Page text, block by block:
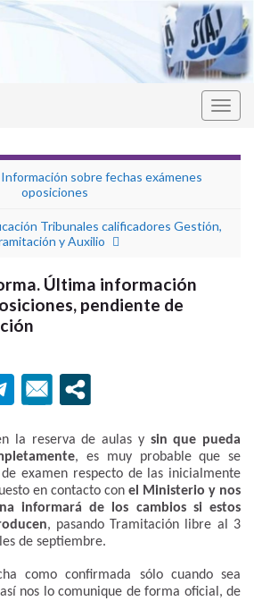
sobre fechas exámenes
oposiciones
Tribunales calificadores Gestión,
y Auxilio
Última información
pendiente de
la reserva de aulas y sin que pueda
, es muy probable que se
examen respecto de las inicialmente
en contacto con el Ministerio y nos
informará de los cambios si estos
, pasando Tramitación libre al 3
de septiembre.
como confirmada sólo cuando sea
nos lo comunique de forma oficial, de